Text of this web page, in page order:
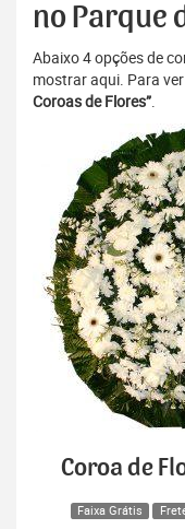
no Parque
Abaixo 4 opções de
mostrar aqui. Para
Coroas de Flores”.
Coroa de
Faixa Grátis